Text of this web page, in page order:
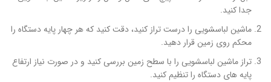
جدا کنید.
ماشین لباسشویی را درست تراز کنید، دقت کنید که هر چهار پایه دستگاه را
محکم روی زمین قرار دهید.
تراز ماشین لباسشویی را با سطح زمین بررسی کنید و در صورت نیاز ارتفاع
پایه های دستگاه را تنظیم کنید.